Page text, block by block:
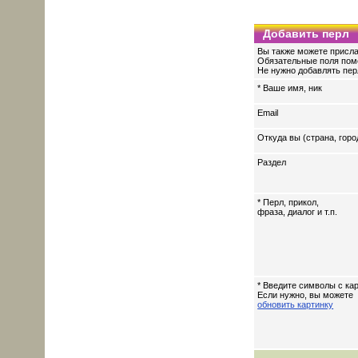
Добавить перл
Вы также можете
Обязательные поля
Не нужно добавлять
* Ваше имя, ник
Email
Откуда вы (страна,
Раздел
* Перл, прикол,
фраза, диалог и т.п.
* Введите символы с
Если нужно, вы можете
обновить картинку